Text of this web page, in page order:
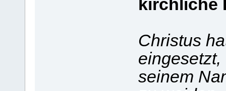
kirchliche
Christus
seinem